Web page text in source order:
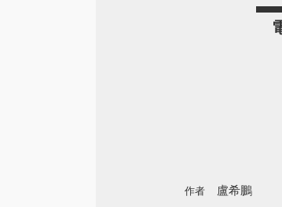
作者 盧希鵬